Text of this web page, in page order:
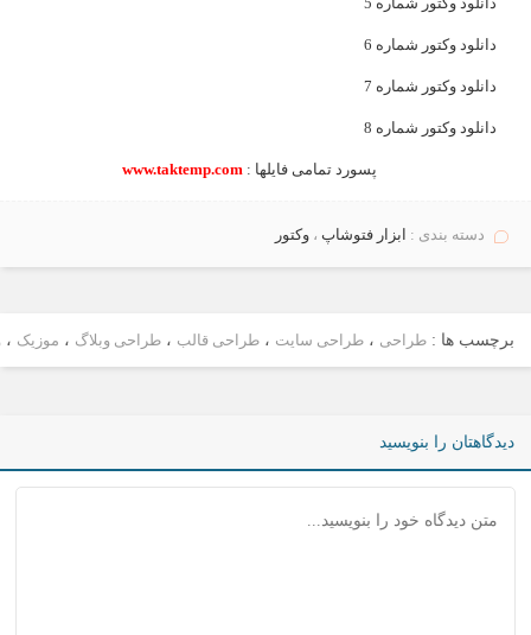
دانلود وکتور شماره 6
دانلود وکتور شماره 7
دانلود وکتور شماره 8
پسورد تمامی فایلها :
www.taktemp.com
دسته بندی : ابزار فتوشاپ ،وکتور
برچسب ها : طراحی ، طراحی سایت ، طراحی قالب ، طراحی وبلاگ ، موزیک ،
دیدگاهتان را بنویسید